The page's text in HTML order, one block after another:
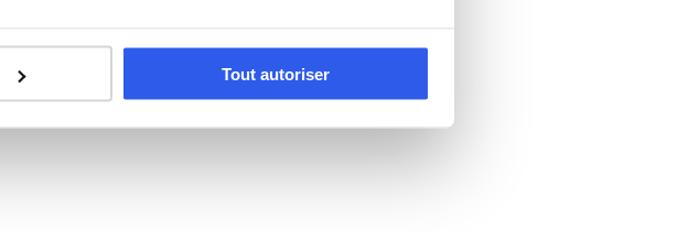
Tout autoriser